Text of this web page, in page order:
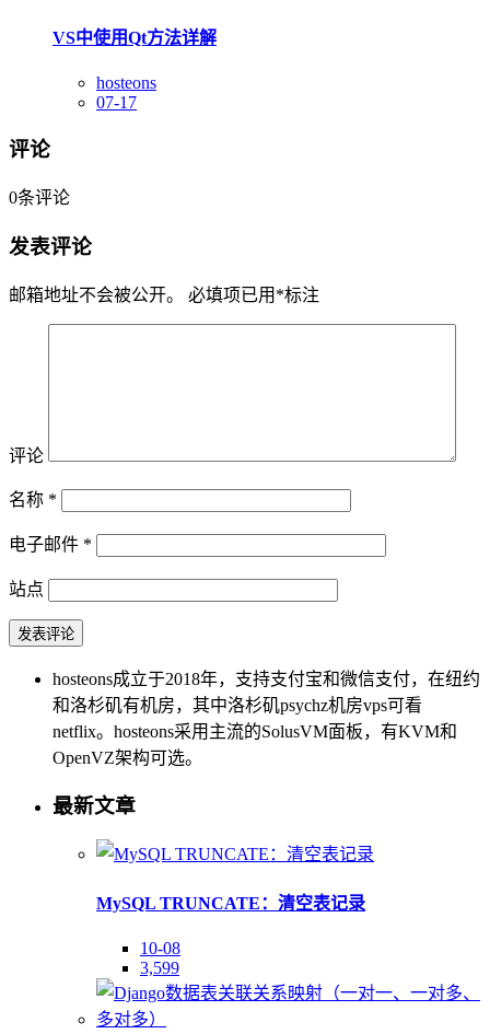
VS中使用Qt方法详解
hosteons
07-17
评论
0条评论
发表评论
邮箱地址不会被公开。 必填项已用 *标注
评论
名称 *
电子邮件 *
站点
hosteons成立于2018年，支持支付宝和微信支付，在纽约
和洛杉矶有机房，其中洛杉矶psychz机房vps可看
netflix。hosteons采用主流的SolusVM面板，有KVM和
OpenVZ架构可选。
最新文章
MySQL TRUNCATE：清空表记录
10-08
3,599